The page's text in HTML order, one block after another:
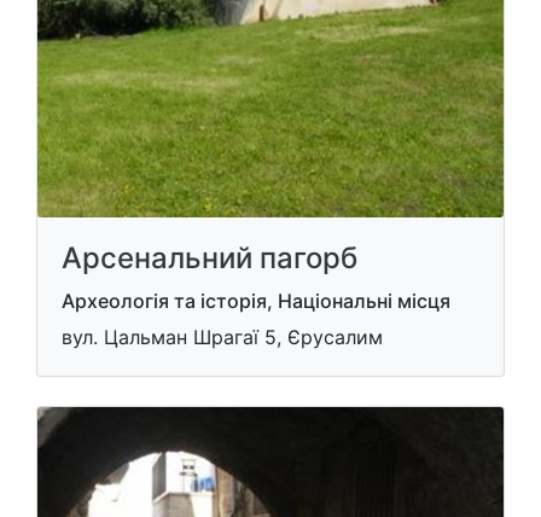
Арсенальний пагорб
Археологія та історія, Національні місця
вул. Цальман Шрагаї 5, Єрусалим